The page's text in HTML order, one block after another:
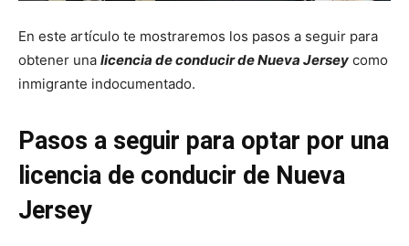
En este artículo te mostraremos los pasos a seguir para
obtener una licencia de conducir de Nueva Jersey como
inmigrante indocumentado.
Pasos a seguir para optar por una
licencia de conducir de Nueva
Jersey